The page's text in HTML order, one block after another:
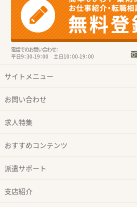
電話でのお問い合わせ：
平日9：30-19：00 土日10：00-19：00
サイトメニュー
お問い合わせ
求人特集
おすすめコンテンツ
派遣サポート
支店紹介